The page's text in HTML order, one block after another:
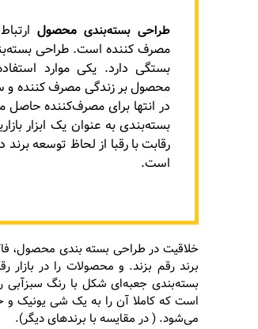
طراحی بسته‌بندیمحصول
مصرف کننده است. طراحی
بستگی دارد. یکی موارد
محصول بر زندگی مصرف کننده و
در انتها برای مصرف‌کننده
بسته‌بندی به عنوان یک ابزار
رقابت با رقبا از لحاظ توسعه
است.
خلاقیت در طراحی بسته‌ بندی محصول،
بسته‌بندی جعبه‌ای شکل با رنگ سبزآبی
است که کاملا آن را به یک شی یونیک و
می‌شود. ( در مقایسه با برندهای دیگر).